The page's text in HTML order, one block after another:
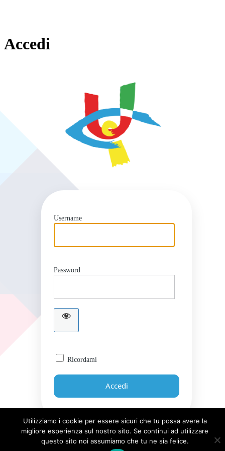
Accedi
Username
Password
Ricordami
Password dimenticata?
Utilizziamo i cookie per essere sicuri che tu possa avere la
migliore esperienza sul nostro sito. Se continui ad utilizzare
questo sito noi assumiamo che tu ne sia felice.